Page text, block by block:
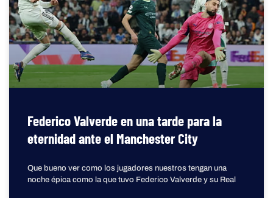
Federico Valverde en una tarde para la
eternidad ante el Manchester City
Que bueno ver como los jugadores nuestros tengan una
noche épica como la que tuvo Federico Valverde y su Real